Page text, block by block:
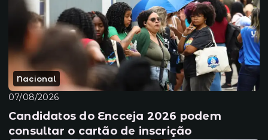
Nacional
07/08/2026
Candidatos do Encceja 2026 podem
consultar o cartão de inscrição